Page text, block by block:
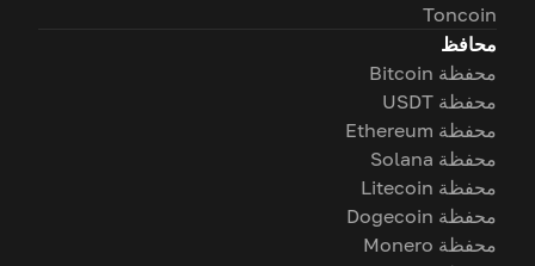
Toncoin
محافظ
محفظة Bitcoin
محفظة USDT
محفظة Ethereum
محفظة Solana
محفظة Litecoin
محفظة Dogecoin
محفظة Monero